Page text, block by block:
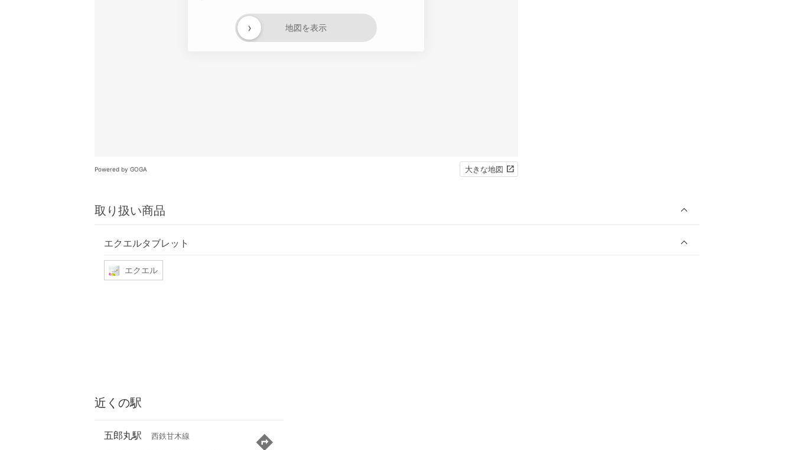
地図を表示
›
Powered by GOGA 大きな地図
取り扱い商品
エクエルタブレット
エクエル
近くの駅
五郎丸駅 西鉄甘木線